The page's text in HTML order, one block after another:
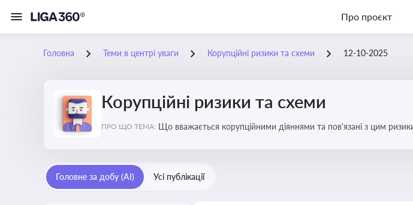
Про проєкт
Головна Теми в центрі уваги Корупційні ризики та схеми 12-10-2025
Корупційні ризики та схеми
ПРО ЩО ТЕМА: Що вважається корупційними діяннями та пов'язані з цим
Головне за добу (AI) Усі публікації